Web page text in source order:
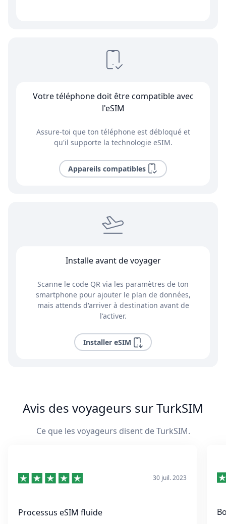
Votre téléphone doit être compatible avec
l'eSIM
Assure-toi que ton téléphone est débloqué et
qu'il supporte la technologie eSIM.
Appareils compatibles
Installe avant de voyager
Scanne le code QR via les paramètres de ton
smartphone pour ajouter le plan de données,
mais attends d'arriver à destination avant de
l'activer.
Installer eSIM
Avis des voyageurs sur TurkSIM
Ce que les voyageurs disent de TurkSIM.
30 juil. 2023
Processus eSIM fluide